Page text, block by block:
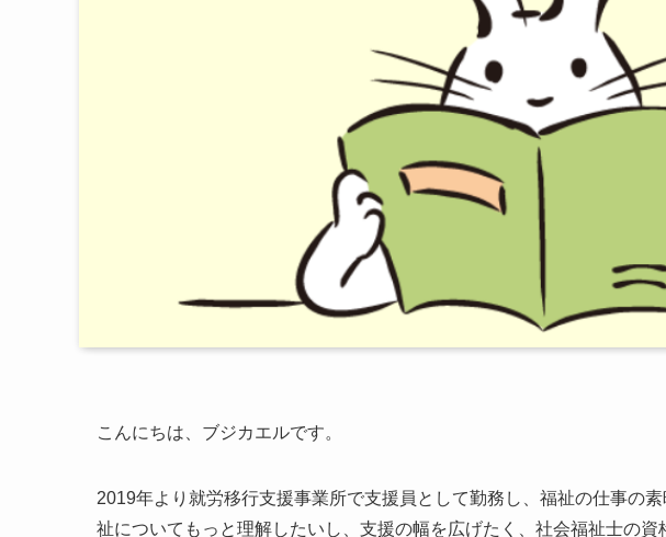
こんにちは、ブジカエルです。
2019年より就労移行支援事業所で支援員として勤務し、福祉の仕事の
祉についてもっと理解したいし、支援の幅を広げたく、社会福祉士の資